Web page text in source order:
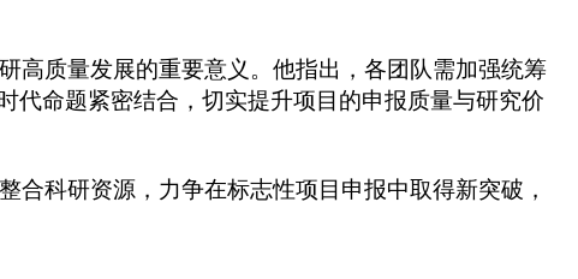
高质量发展的重要意义 。他指出 ，各团队需加强统筹
代命题紧密结合，切实提升项目 的申报质量与研究价
合科研资源 ，力争在标志性项目申报中取得新突破，